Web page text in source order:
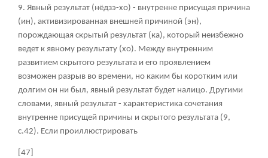
9. Явный результат (нёдзэ-хо) - внутренне присущая причина
(ин), активизированная внешней причиной (эн),
порождающая скрытый результат (ка), который неизбежно
ведет к явному результату (хо). Между внутренним
развитием скрытого результата и его проявлением
возможен разрыв во времени, но каким бы коротким или
долгим он ни был, явный результат будет налицо. Другими
словами, явный результат - характеристика сочетания
внутренне присущей причины и скрытого результата (9,
с.42). Если проиллюстрировать
[47]